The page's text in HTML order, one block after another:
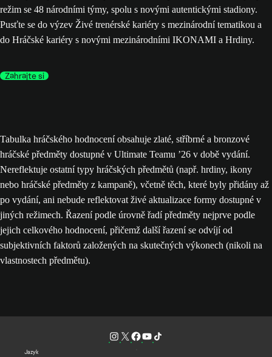
režim se 48 národními týmy, spolu s novými autentickými stadiony.
Pusťte se do výzev Živé trenérské kariéry s mezinárodní tematikou a
do Hráčské kariéry s novými mezinárodními IKONAMI a Hrdiny.
Zahrajte si
Tabulka hráčského hodnocení obsahuje zlaté, stříbrné a bronzové
hráčské předměty dostupné v Ultimate Teamu ’26 v době vydání.
Nereflektuje ostatní typy hráčských předmětů (např. hrdiny, ikony
nebo hráčské předměty z kampaně), včetně těch, které byly přidány až
po vydání, ani nebude reflektovat živé aktualizace formy dostupné v
jiných režimech. Řazení podle úrovně řadí předměty nejprve podle
jejich celkového hodnocení, přičemž další řazení se odvíjí od
subjektivních faktorů založených na skutečných výkonech (nikoli na
vlastnostech předmětu).
Jazyk